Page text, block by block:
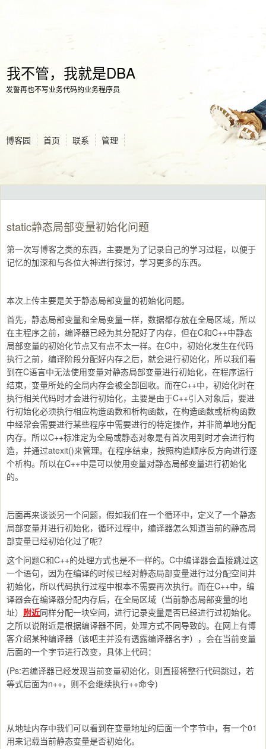
我不管，我就是DBA
发誓再也不写业务代码的业务程序员
博客园 首页 联系 管理
static静态局部变量初始化问题
第一次写博客之类的东西，主要是为了记录自己的学习过程，以便于
记忆的加深和与各位大神进行探讨，学习更多的东西。
本次上传主要是关于静态局部变量的初始化问题。
首先，静态局部变量和全局变量一样，数据都存放在全局区域，所以
在主程序之前，编译器已经为其分配好了内存，但在C和C++中静态
局部变量的初始化节点又有点不太一样。在C中，初始化发生在代码
执行之前，编译阶段分配好内存之后，就会进行初始化，所以我们看
到在C语言中无法使用变量对静态局部变量进行初始化，在程序运行
结束，变量所处的全局内存会被全部回收。而在C++中，初始化时在
执行相关代码时才会进行初始化，主要是由于C++引入对象后，要进
行初始化必须执行相应构造函数和析构函数，在构造函数或析构函数
中经常会需要进行某些程序中需要进行的特定操作，并非简单地分配
内存。所以C++标准定为全局或静态对象是有首次用到时才会进行构
造，并通过atexit()来管理。在程序结束，按照构造顺序反方向进行逐
个析构。所以在C++中是可以使用变量对静态局部变量进行初始化
的。
后面再来谈谈另一个问题，假如我们在一个循环中，定义了一个静态
局部变量并进行初始化，循环过程中，编译器怎么知道当前的静态局
部变量已经初始化过了呢？
这个问题C和C++的处理方式也是不一样的。C中编译器会直接跳过这
一个语句，因为在编译的时候已经对静态局部变量进行过分配空间并
初始化，所以代码执行过程中根本不需要再次执行。而在C++中，编
译器会在编译器分配内存后，在全局区域（当前静态局部变量的地
址） 附近同样分配一块空间，进行记录变量是否已经进行过初始化。
之所以说附近是根据编译器不同，处理方式不同导致的。在网上有博
客介绍某种编译器（该吧主并没有透露编译器名字），会在当前变量
后面的一个字节进行改变，具体上代码：
(Ps:若编译器已经发现当前变量初始化，则直接将整行代码跳过，若
等式后面为n++，则不会继续执行++命令)
从地址内存中我们可以看到在变量地址的后面一个字节中，有一个01
用来记载当前静态变量是否初始化。